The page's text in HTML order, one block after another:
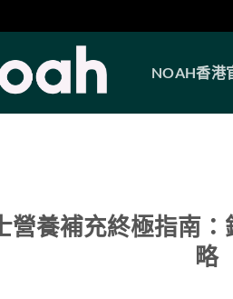
NOAH香港
營養補充終極指南
略